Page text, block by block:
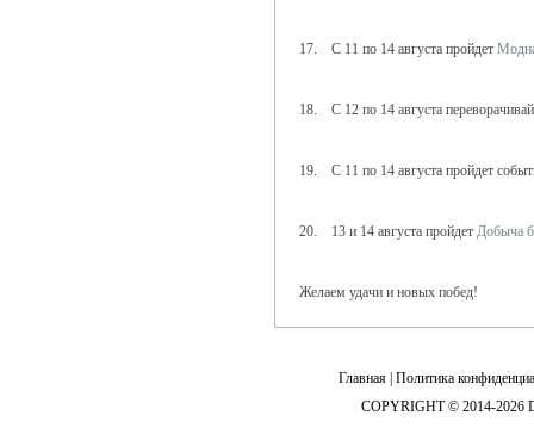
17. С 11 по 14 августа пройдет
18. С 12 по 14 августа
19. С 11 по 14 августа пройдет
20. 13 и 14 августа пройдет Добыча
Желаем удачи и новых побед!
Главная Политика
COPYRIGHT © 2014-2026